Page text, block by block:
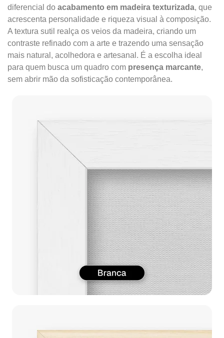
diferencial do acabamento em madeira texturizada, que
acrescenta personalidade e riqueza visual à composição.
A textura sutil realça os veios da madeira, criando um
contraste refinado com a arte e trazendo uma sensação
mais natural, acolhedora e artesanal. É a escolha ideal
para quem busca um quadro com presença marcante,
sem abrir mão da sofisticação contemporânea.